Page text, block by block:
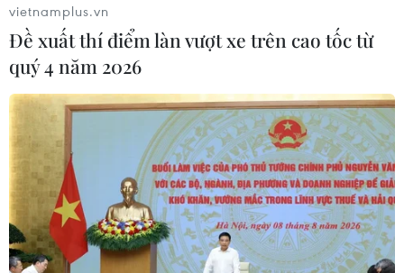
07/08/2026 08:45
trong thực hiện Nghị quyết 57-
NQ/TW
07/08/2026 08:18
Tây Ninh thúc đẩy bình dân học vụ
số, tạo động lực phát triển kinh tế số
07/08/2026 07:17
vietnamplus.vn
Đề xuất thí điểm làn vượt xe trên cao tốc từ
quý 4 năm 2026